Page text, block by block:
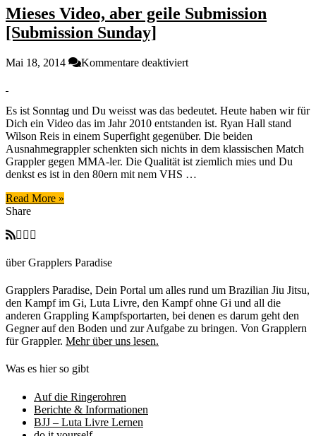
Mieses Video, aber geile Submission
[Submission Sunday]
Mai 18, 2014 Kommentare deaktiviertfür
geile
Submission
[Submission
Sunday]
Es ist Sonntag und Du weisst was das bedeutet. Heute haben wir für
Dich ein Video das im Jahr 2010 entstanden ist. Ryan Hall stand
Wilson Reis in einem Superfight gegenüber. Die beiden
Ausnahmegrappler schenkten sich nichts in dem klassischen Match
Grappler gegen MMA-ler. Die Qualität ist ziemlich mies und Du
denkst es ist in den 80ern mit nem VHS …
Read More »
Share
über Grapplers Paradise
Grapplers Paradise, Dein Portal um alles rund um Brazilian Jiu Jitsu,
den Kampf im Gi, Luta Livre, den Kampf ohne Gi und all die
anderen Grappling Kampfsportarten, bei denen es darum geht den
Gegner auf den Boden und zur Aufgabe zu bringen. Von Grapplern
für Grappler. Mehr über uns lesen.
Was es hier so gibt
Auf die Ringerohren
Berichte & Informationen
BJJ – Luta Livre Lernen